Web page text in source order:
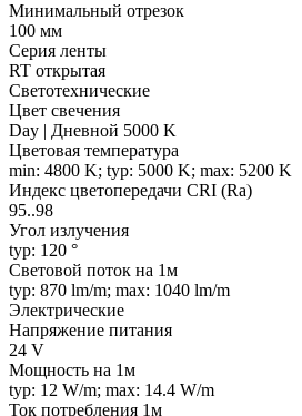
Минимальный отрезок
100 мм
Серия ленты
RT открытая
Светотехнические
Цвет свечения
Day | Дневной 5000 K
Цветовая температура
min: 4800 K; typ: 5000 K; max: 5200 K
Индекс цветопередачи CRI (Ra)
95..98
Угол излучения
typ: 120 °
Световой поток на 1м
typ: 870 lm/m; max: 1040 lm/m
Электрические
Напряжение питания
24 V
Мощность на 1м
typ: 12 W/m; max: 14.4 W/m
Ток потребления 1м